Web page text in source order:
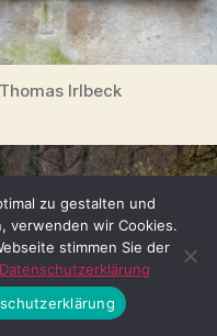
Irlbeck
zu gestalten und
verwenden wir Cookies.
stimmen Sie der
Datenschutzerklärung